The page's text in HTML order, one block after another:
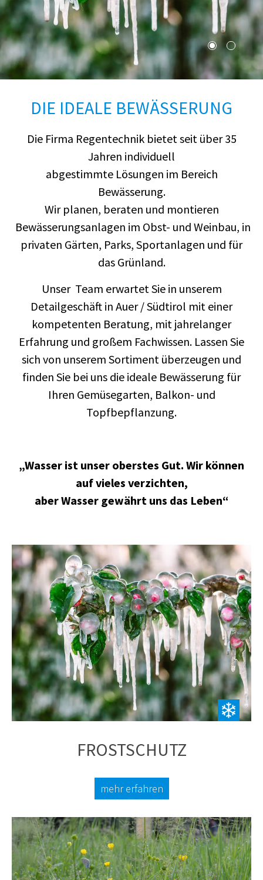
DIE IDEALE BEWÄSSERUNG
Die Firma Regentechnik bietet seit über 35
Jahren individuell
abgestimmte Lösungen im Bereich
Bewässerung.
Wir planen, beraten und montieren
Bewässerungsanlagen im Obst- und Weinbau, in
privaten Gärten, Parks, Sportanlagen und für
das Grünland.
Unser Team erwartet Sie in unserem
Detailgeschäft in Auer / Südtirol mit einer
kompetenten Beratung, mit jahrelanger
Erfahrung und großem Fachwissen. Lassen Sie
sich von unserem Sortiment überzeugen und
finden Sie bei uns die ideale Bewässerung für
Ihren Gemüsegarten, Balkon- und
Topfbepflanzung.
„Wasser ist unser oberstes Gut. Wir können
auf vieles verzichten,
aber Wasser gewährt uns das Leben“
FROSTSCHUTZ
mehr erfahren